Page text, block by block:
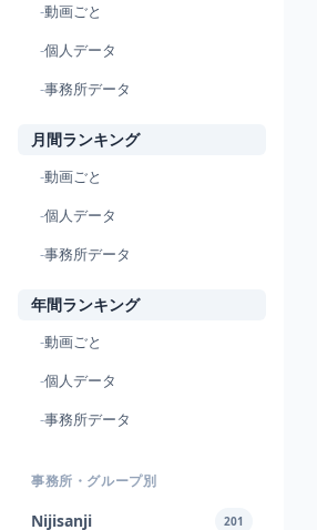
-動画ごと
-個人データ
-事務所データ
月間ランキング
-動画ごと
-個人データ
-事務所データ
年間ランキング
-動画ごと
-個人データ
-事務所データ
事務所・グループ別
Nijisanji 201